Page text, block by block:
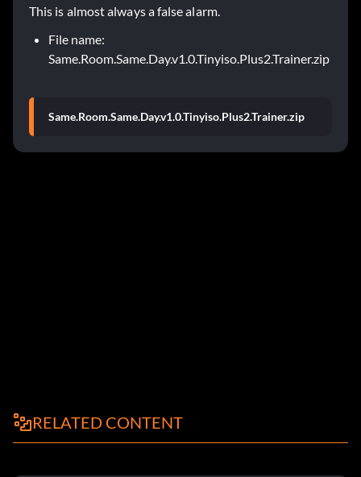
This is almost always a false alarm.
File name:
Same.Room.Same.Day.v1.0.Tinyiso.Plus2.Trainer.zip
Same.Room.Same.Day.v1.0.Tinyiso.Plus2.Trainer.zip
RELATED CONTENT